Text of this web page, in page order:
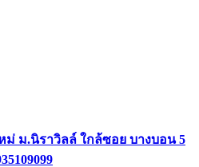
ม่ ม.นิราวิลล์ ใกล้ซอย บางบอน 5